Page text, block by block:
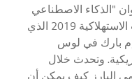
"الذكاء الاصطناعي
لحياة أفضل" في معرض الإلكترونيات الاستهلاكية 2019 الذي
جي إم بارك في لوس
وتحدث خلال
البارز كيف يمكن أن